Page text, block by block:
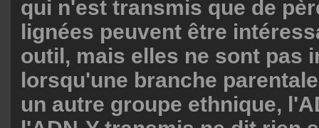
qui n'est transmis que de
lignées peuvent être
outil, mais elles ne sont pas
lorsqu'une branche
un autre groupe ethnique,